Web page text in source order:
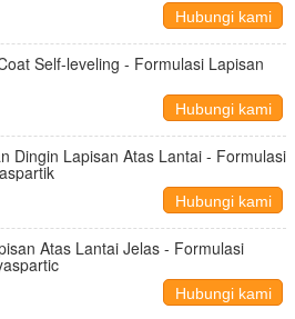
Hubungi kami
Self-leveling - Formulasi Lapisan
Hubungi kami
Dingin Lapisan Atas Lantai - Formulasi
Hubungi kami
Atas Lantai Jelas - Formulasi
Hubungi kami